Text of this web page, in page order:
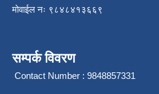
मोवाईल न‌ः ९८४८४१३६६९
सम्पर्क विवरण
Contact Number : 9848857331